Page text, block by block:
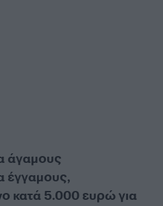
άγαμους
έγγαμους,
κατά 5.000 ευρώ για